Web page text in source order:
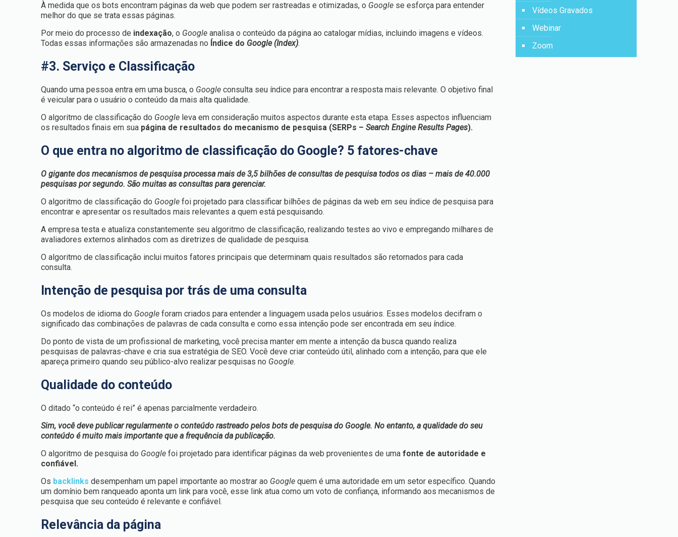
À medida que os bots encontram páginas da web que podem ser rastreadas e otimizadas, o Google se esforça para entender
melhor do que se trata essas páginas.
Por meio do processo de indexação, o Google analisa o conteúdo da página ao catalogar mídias, incluindo imagens e vídeos.
Todas essas informações são armazenadas no Índice do Google (Index).
#3. Serviço e Classificação
Quando uma pessoa entra em uma busca, o Google consulta seu índice para encontrar a resposta mais relevante. O objetivo final
é veicular para o usuário o conteúdo da mais alta qualidade.
O algoritmo de classificação do Google leva em consideração muitos aspectos durante esta etapa. Esses aspectos influenciam
os resultados finais em sua página de resultados do mecanismo de pesquisa (SERPs –Search Engine Results Pages).
O que entra no algoritmo de classificação do Google? 5 fatores-chave
O gigante dos mecanismos de pesquisa processa mais de 3,5 bilhões de consultas de pesquisa todos os dias – mais de 40.000
pesquisas por segundo. São muitas as consultas para gerenciar.
O algoritmo de classificação do Google foi projetado para classificar bilhões de páginas da web em seu índice de pesquisa para
encontrar e apresentar os resultados mais relevantes a quem está pesquisando.
A empresa testa e atualiza constantemente seu algoritmo de classificação, realizando testes ao vivo e empregando milhares de
avaliadores externos alinhados com as diretrizes de qualidade de pesquisa.
O algoritmo de classificação inclui muitos fatores principais que determinam quais resultados são retornados para cada
consulta.
Intenção de pesquisa por trás de uma consulta
Os modelos de idioma do Google foram criados para entender a linguagem usada pelos usuários. Esses modelos decifram o
significado das combinações de palavras de cada consulta e como essa intenção pode ser encontrada em seu índice.
Do ponto de vista de um profissional de marketing, você precisa manter em mente a intenção da busca quando realiza
pesquisas de palavras-chave e cria sua estratégia de SEO. Você deve criar conteúdo útil, alinhado com a intenção, para que ele
apareça primeiro quando seu público-alvo realizar pesquisas no Google.
Qualidade do conteúdo
O ditado “o conteúdo é rei” é apenas parcialmente verdadeiro.
Sim, você deve publicar regularmente o conteúdo rastreado pelos bots de pesquisa do Google. No entanto, a qualidade do seu
conteúdo é muito mais importante que a frequência da publicação.
O algoritmo de pesquisa do Google foi projetado para identificar páginas da web provenientes de umafonte de autoridade e
confiável.
Os backlinks desempenham um papel importante ao mostrar ao Google quem é uma autoridade em um setor específico. Quando
um domínio bem ranqueado aponta um link para você, esse link atua como um voto de confiança, informando aos mecanismos de
pesquisa que seu conteúdo é relevante e confiável.
Relevância da página
Vídeos Gravados
Webinar
Zoom